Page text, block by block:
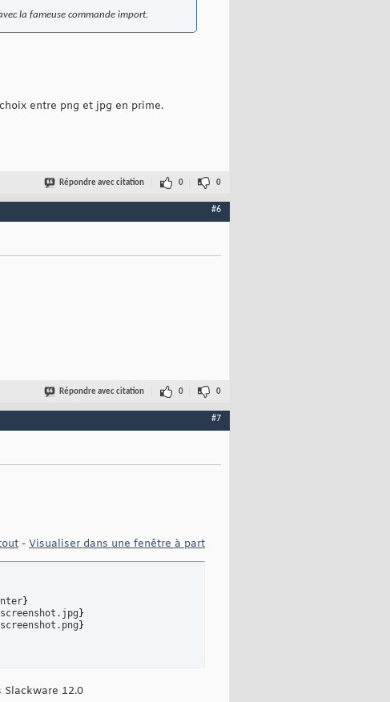
la fameuse commande import.
entre png et jpg en prime.
Répondre avec citation 0 0
#6
Répondre avec citation 0 0
#7
- Visualiser dans une fenêtre à part
}
screenshot.jpg }
screenshot.png }
Slackware 12.0